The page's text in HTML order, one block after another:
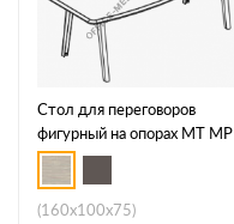
Стол для переговоров
фигурный на опорах МТ МР
Б1Б 141
(160x100x75)